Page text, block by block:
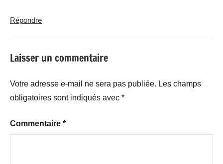
Répondre
Laisser un commentaire
Votre adresse e-mail ne sera pas publiée. Les champs
obligatoires sont indiqués avec *
Commentaire *